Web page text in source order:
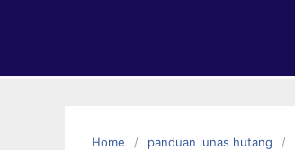
Home panduan lunas hutang